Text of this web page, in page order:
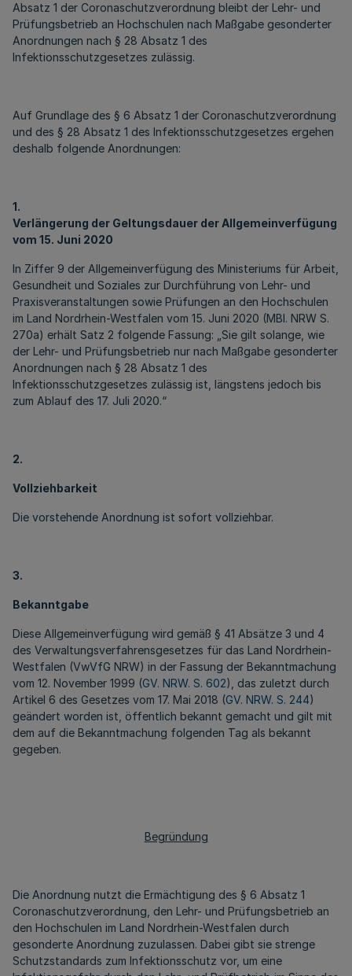
Absatz 1 der Coronaschutzverordnung bleibt der Lehr- und
Prüfungsbetrieb an Hochschulen nach Maßgabe gesonderter
Anordnungen nach § 28 Absatz 1 des
Infektionsschutzgesetzes zulässig.
Auf Grundlage des § 6 Absatz 1 der Coronaschutzverordnung
und des § 28 Absatz 1 des Infektionsschutzgesetzes ergehen
deshalb folgende Anordnungen:
1.
Verlängerung der Geltungsdauer der Allgemeinverfügung
vom 15. Juni 2020
In Ziffer 9 der Allgemeinverfügung des Ministeriums für Arbeit,
Gesundheit und Soziales zur Durchführung von Lehr- und
Praxisveranstaltungen sowie Prüfungen an den Hochschulen
im Land Nordrhein-Westfalen vom 15. Juni 2020 (MBl. NRW S.
270a) erhält Satz 2 folgende Fassung: „Sie gilt solange, wie
der Lehr- und Prüfungsbetrieb nur nach Maßgabe gesonderter
Anordnungen nach § 28 Absatz 1 des
Infektionsschutzgesetzes zulässig ist, längstens jedoch bis
zum Ablauf des 17. Juli 2020.“
2.
Vollziehbarkeit
Die vorstehende Anordnung ist sofort vollziehbar.
3.
Bekanntgabe
Diese Allgemeinverfügung wird gemäß § 41 Absätze 3 und 4
des Verwaltungsverfahrensgesetzes für das Land Nordrhein-
Westfalen (VwVfG NRW) in der Fassung der Bekanntmachung
vom 12. November 1999 (GV. NRW. S. 602), das zuletzt durch
Artikel 6 des Gesetzes vom 17. Mai 2018 (GV. NRW. S. 244)
geändert worden ist, öffentlich bekannt gemacht und gilt mit
dem auf die Bekanntmachung folgenden Tag als bekannt
gegeben.
Begründung
Die Anordnung nutzt die Ermächtigung des § 6 Absatz 1
Coronaschutzverordnung, den Lehr- und Prüfungsbetrieb an
den Hochschulen im Land Nordrhein-Westfalen durch
gesonderte Anordnung zuzulassen. Dabei gibt sie strenge
Schutzstandards zum Infektionsschutz vor, um eine